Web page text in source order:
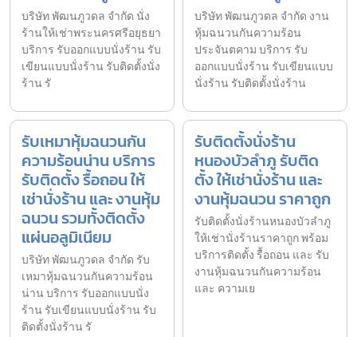
บริษัท พัฒนภูวดล จำกัด นั่ง
ร้านให้เช่าพระนครศรีอยุธยา
บริการ รับออกแบบนั่งร้าน รับ
เขียนแบบนั่งร้าน รับติดตั้งนั่ง
ร้าน รั
บริษัท พัฒนภูวดล จำกัด งาน
หุ้มฉนวนกันความร้อน
ประจันตคาม บริการ รับ
ออกแบบนั่งร้าน รับเขียนแบบ
นั่งร้าน รับติดตั้งนั่งร้าน
รับเหมาหุ้มฉนวนกัน
ความร้อนน่าน บริการ
รับติดตั้ง รื้อถอน ให้
เช่านั่งร้าน และ งานหุ้ม
ฉนวน รวมทั้งติดตั้ง
แผ่นอลูมิเนียม
บริษัท พัฒนภูวดล จำกัด รับ
เหมาหุ้มฉนวนกันความร้อน
น่าน บริการ รับออกแบบนั่ง
ร้าน รับเขียนแบบนั่งร้าน รับ
ติดตั้งนั่งร้าน รั
รับติดตั้งนั่งร้าน
หนองบัวลำภู รับติด
ตั้ง ให้เช่านั่งร้าน และ
งานหุ้มฉนวน ราคาถูก
รับติดตั้งนั่งร้านหนองบัวลำภู
ให้เช่านั่งร้านราคาถูก พร้อม
บริการติดตั้ง รื้อถอน และ รับ
งานหุ้มฉนวนกันความร้อน
และ ความเย